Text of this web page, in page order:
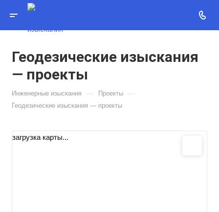
Геодезические изыскания
— проекты
Инженерные изыскания — Проекты —
Геодезические изыскания — проекты
загрузка карты...